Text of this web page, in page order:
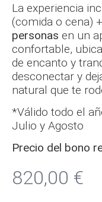
La experiencia
(comida o cena) +
personas en un
confortable,
de encanto y
desconectar y
natural que te
*Válido todo el
Julio y Agosto
Precio del bono
820,00 €